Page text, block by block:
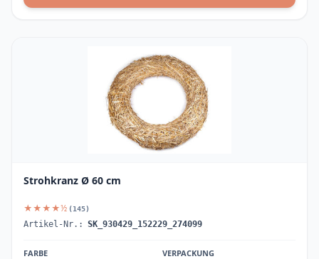
Strohkranz Ø 60 cm
★★★★½ (145)
Artikel-Nr.: SK_930429_152229_274099
FARBE VERPACKUNG